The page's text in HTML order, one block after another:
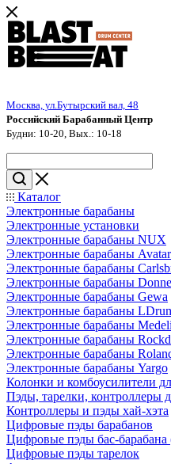
Москва, ул.Бутырский вал, 48
Российский Барабанный Центр
Будни: 10-20, Вых.: 10-18
Каталог
Электронные барабаны
Электронные установки
Электронные барабаны NUX
Электронные барабаны Avatar
Электронные барабаны
Электронные барабаны
Электронные барабаны Gewa
Электронные барабаны
Электронные барабаны Medeli
Электронные барабаны
Электронные барабаны
Электронные барабаны Yargo
Колонки и комбоусилители
Пэды, тарелки, контроллеры
Контроллеры и пэды хай-хэта
Цифровые пэды барабанов
Цифровые пэды бас-
Цифровые пэды тарелок